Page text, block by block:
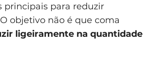
principais para reduzir
objetivo não é que coma
ligeiramente na quantidade